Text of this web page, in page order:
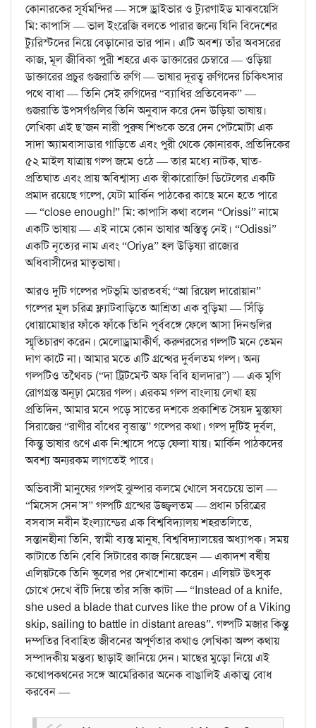
কোনারকের সূর্যমন্দির — সঙ্গে ড্রাইভার ও ট্যুরগাইড মাঝবয়েসি
মি: কাপাসি — ভাল ইংরেজি বলতে পারার জন্যে যিনি বিদেশের
ট্যুরিস্টদের নিয়ে বেড়ানোর ভার পান। এটি অবশ্য তাঁর অবসরের
কাজ, মূল জীবিকা পুরী শহরে এক ডাক্তারের চেম্বারে — ওড়িয়া
ডাক্তারের প্রচুর গুজরাতি রুগি — ভাষার দূরত্ব রুগিদের চিকিৎসার
পথে বাধা — তিনি সেই রুগিদের “ব্যাধির প্রতিবেদক” —
গুজরাতি উপসর্গগুলির তিনি অনুবাদ করে দেন উড়িয়া ভাষায়।
লেখিকা এই ছ’জন নারী পুরুষ শিশুকে ভরে দেন পেটমোটা এক
সাদা অ্যামবাসাডার গাড়িতে এবং পুরী থেকে কোনারক, প্রতিদিকের
৫২ মাইল যাত্রায় গল্প জমে ওঠে — তার মধ্যে নাটক, ঘাত-
প্রতিঘাত এবং প্রায় অবিশ্বাস্য এক স্বীকারোক্তি! ডিটেলের একটি
প্রমাদ রয়েছে গল্পে, যেটা মার্কিন পাঠকের কাছে মনে হতে পারে
— “close enough!” মি: কাপাসি কথা বলেন “Orissi” নামে
একটি ভাষায় — এই নামে কোন ভাষার অস্তিত্ব নেই। “Odissi”
একটি নৃত্যের নাম এবং “Oriya” হল উড়িষ্যা রাজ্যের
অধিবাসীদের মাতৃভাষা।
আরও দুটি গল্পের পটভূমি ভারতবর্ষ; “আ রিয়েল দারোয়ান”
গল্পের মূল চরিত্র ফ্ল্যাটবাড়িতে আশ্রিতা এক বুড়িমা — সিঁড়ি
ধোয়ামোছার ফাঁকে ফাঁকে তিনি পূর্ববঙ্গে ফেলে আসা দিনগুলির
স্মৃতিচারণ করেন। মেলোড্রামাকীর্ণ, করুণরসের গল্পটি মনে তেমন
দাগ কাটে না। আমার মতে এটি গ্রন্থের দুর্বলতম গল্প। অন্য
গল্পটিও তথৈবচ (“দা ট্রিটমেন্ট অফ বিবি হালদার”) — এক মৃগি
রোগগ্রস্ত অনূঢ়া মেয়ের গল্প। এরকম গল্প বাংলায় লেখা হয়
প্রতিদিন, আমার মনে পড়ে সাতের দশকে প্রকাশিত সৈয়দ মুস্তাফা
সিরাজের “রাণীর বাঁধের বৃত্তান্ত” গল্পের কথা। গল্প দুটিই দুর্বল,
কিন্তু ভাষার গুণে এক নি:শ্বাসে পড়ে ফেলা যায়। মার্কিন পাঠকদের
অবশ্য অন্যরকম লাগতেই পারে।
অভিবাসী মানুষের গল্পই ঝুম্পার কলমে খোলে সবচেয়ে ভাল —
“মিসেস সেন’স” গল্পটি গ্রন্থের উজ্জ্বলতম — প্রধান চরিত্রের
বসবাস নবীন ইংল্যান্ডের এক বিশ্ববিদ্যালয় শহরতলিতে,
সন্তানহীনা তিনি, স্বামী ব্যস্ত মানুষ, বিশ্ববিদ্যালয়ের অধ্যাপক। সময়
কাটাতে তিনি বেবি সিটারের কাজ নিয়েছেন — একাদশ বর্ষীয়
এলিয়টকে তিনি স্কুলের পর দেখাশোনা করেন। এলিয়ট উৎসুক
চোখে দেখে বঁটি দিয়ে তাঁর সব্জি কাটা — “Instead of a knife,
she used a blade that curves like the prow of a Viking
skip, sailing to battle in distant areas”. গল্পটি মজার কিন্তু
দম্পতির বিবাহিত জীবনের অপূর্ণতার কথাও লেখিকা অল্প কথায়
সম্পাদকীয় মন্তব্য ছাড়াই জানিয়ে দেন। মাছের মুড়ো নিয়ে এই
কথোপকথনের সঙ্গে আমেরিকার অনেক বাঙালিই একাত্ম বোধ
করবেন —